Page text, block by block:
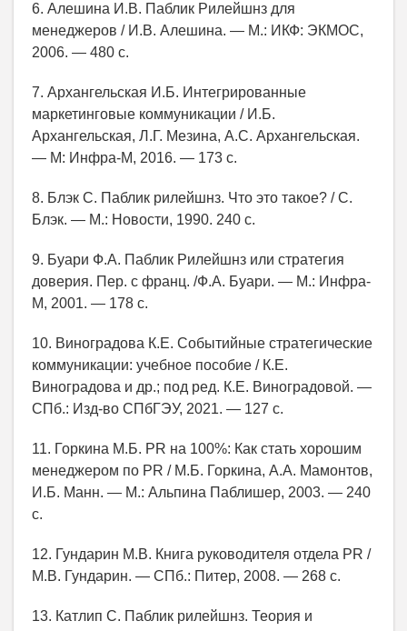
6. Алешина И.В. Паблик Рилейшнз для
менеджеров / И.В. Алешина. — М.: ИКФ: ЭКМОС,
2006. — 480 с.
7. Архангельская И.Б. Интегрированные
маркетинговые коммуникации / И.Б.
Архангельская, Л.Г. Мезина, А.С. Архангельская.
— М: Инфра-М, 2016. — 173 с.
8. Блэк С. Паблик рилейшнз. Что это такое? / С.
Блэк. — М.: Новости, 1990. 240 с.
9. Буари Ф.А. Паблик Рилейшнз или стратегия
доверия. Пер. с франц. /Ф.А. Буари. — М.: Инфра-
М, 2001. — 178 с.
10. Виноградова К.Е. Событийные стратегические
коммуникации: учебное пособие / К.Е.
Виноградова и др.; под ред. К.Е. Виноградовой. —
СПб.: Изд-во СПбГЭУ, 2021. — 127 с.
11. Горкина М.Б. PR на 100%: Как стать хорошим
менеджером по PR / М.Б. Горкина, А.А. Мамонтов,
И.Б. Манн. — М.: Альпина Паблишер, 2003. — 240
с.
12. Гундарин М.В. Книга руководителя отдела PR /
М.В. Гундарин. — СПб.: Питер, 2008. — 268 с.
13. Катлип С. Паблик рилейшнз. Теория и